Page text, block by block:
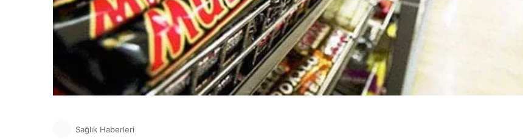
Sağlık Haberleri